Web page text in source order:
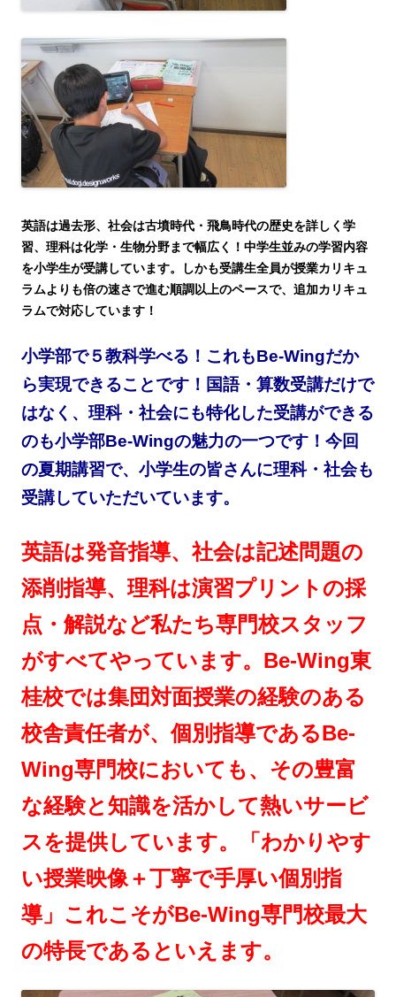
英語は過去形、社会は古墳時代・飛鳥時代の歴史を詳しく学
習、理科は化学・生物分野まで幅広く！中学生並みの学習内容
を小学生が受講しています。しかも受講生全員が授業カリキュ
ラムよりも倍の速さで進む順調以上のペースで、追加カリキュ
ラムで対応しています！
小学部で５教科学べる！これもBe-Wingだか
ら実現できることです！ 国語・算数受講だけで
はなく、理科・社会にも特化した受講ができる
のも小学部Be-Wingの魅力の一つです！今回
の夏期講習で、小学生の皆さんに理科・社会も
受講していただいています。
英語は発音指導、社会は記述問題の
添削指導、理科は演習プリントの採
点・解説など私たち専門校スタッフ
がすべてやっています。Be-Wing東
桂校では集団対面授業の経験のある
校舎責任者が、個別指導であるBe-
Wing専門校においても、その豊富
な経験と知識を活かして熱いサービ
スを提供しています。
「わかりやす
い授業映像＋丁寧で手厚い個別指
導」これこそがBe-Wing専門校最大
の特長であるといえます。